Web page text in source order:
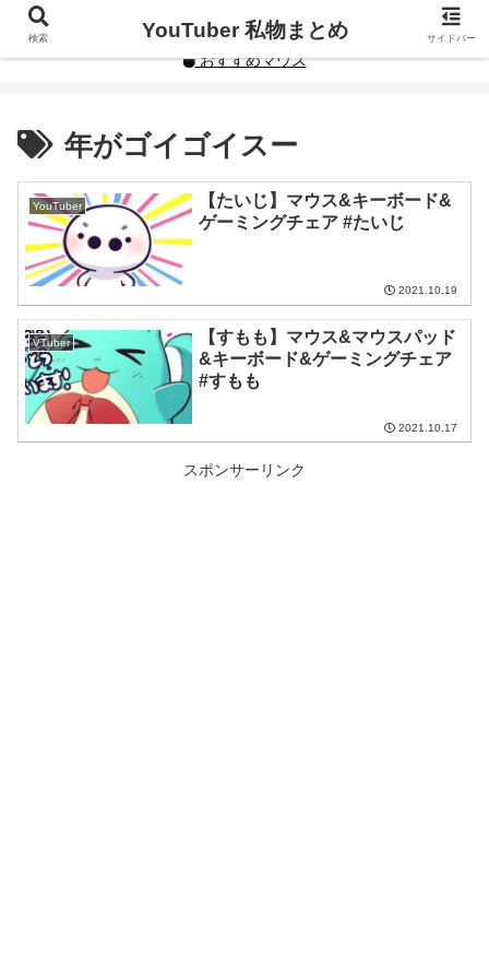
YouTuberや人気インフルエンサーの私物まとめです。
おすすめマウス
年がゴイゴイスー
YouTuber
【たいじ】マウス&キーボード&
ゲーミングチェア #たいじ
2021.10.19
VTuber
【すもも】マウス&マウスパッド
&キーボード&ゲーミングチェア
#すもも
2021.10.17
スポンサーリンク
検索 YouTuber 私物まとめ サイドバー